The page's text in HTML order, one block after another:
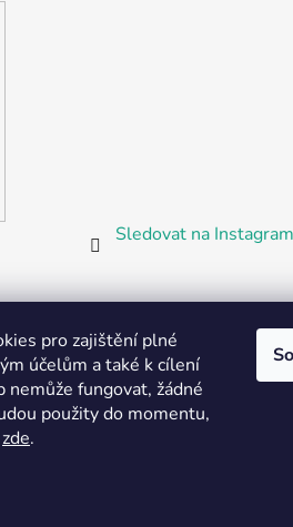
pro zajištění plné
účelům a také k cílení
nemůže fungovat, žádné
použity do momentu,
zde.
Sledovat na
Barefoot Plzeň